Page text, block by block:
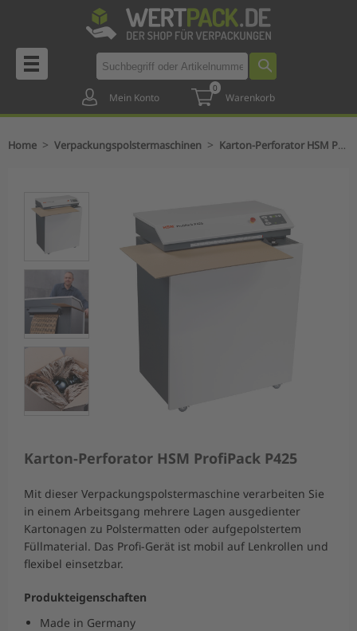
Mein Konto
0
Warenkorb
Home > Verpackungspolstermaschinen > Karton-Perforator HSM ProfiPack P425
Karton-Perforator HSM ProfiPack P425
Mit dieser Verpackungspolstermaschine verarbeiten Sie
in einem Arbeitsgang mehrere Lagen ausgedienter
Kartonagen zu Polstermatten oder aufgepolstertem
Füllmaterial. Das Profi-Gerät ist mobil auf Lenkrollen und
flexibel einsetzbar.
Produkteigenschaften
Made in Germany